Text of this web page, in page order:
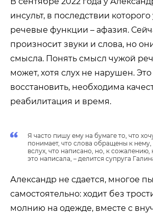
инсульт, в последствии
речевые функции – афазия.
произносит звуки и слова, но
смысла. Понять смысл чужой
может, хотя слух не нарушен.
восстановить, необходима
реабилитация и время.
Я часто пишу ему на бумаге то, что
понимает, что слова обращены к нему,
вслух, что написано, но, к сожалению,
это написала, – делится супруга
Александр не сдается, многое
самостоятельно: ходит без
молнию на одежде, вместе с